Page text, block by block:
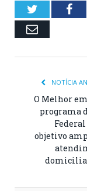
Twitter
Email
NOTÍCIA
O Melhor em
programa
objetivo